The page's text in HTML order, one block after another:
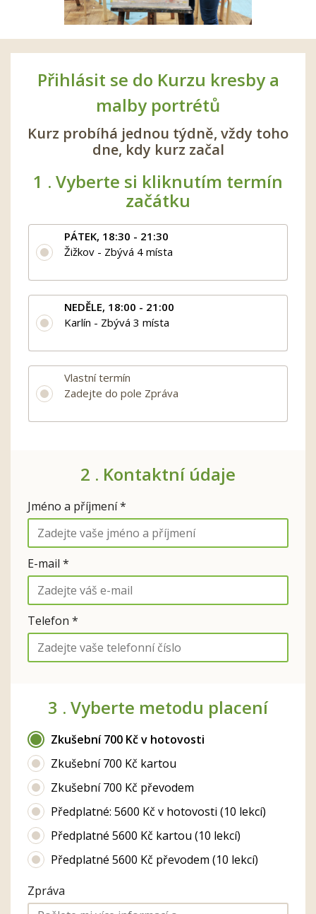
Přihlásit se do Kurzu kresby a
malby portrétů
Kurz probíhá jednou týdně, vždy toho
dne, kdy kurz začal
1 . Vyberte si kliknutím termín
začátku
PÁTEK, 18:30 - 21:30
Žižkov - Zbývá 4 místa
NEDĚLE, 18:00 - 21:00
Karlín - Zbývá 3 místa
Vlastní termín
Zadejte do pole Zpráva
2 . Kontaktní údaje
Jméno a příjmení *
E-mail *
Telefon *
3 . Vyberte metodu placení
Zkušební 700 Kč v hotovosti
Zkušební 700 Kč kartou
Zkušební 700 Kč převodem
Předplatné: 5600 Kč v hotovosti (10 lekcí)
Předplatné 5600 Kč kartou (10 lekcí)
Předplatné 5600 Kč převodem (10 lekcí)
Zpráva